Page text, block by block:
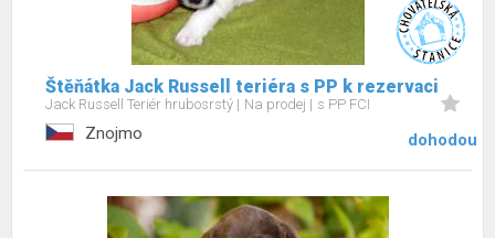
Štěňátka Jack Russell teriéra s PP k rezervaci
Jack Russell Teriér hrubosrstý Na prodej s PP FCI
Znojmo dohodou